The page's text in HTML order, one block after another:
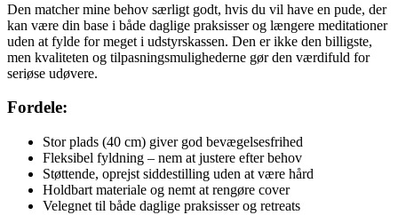
Den matcher mine behov særligt godt, hvis du vil have en pude, der
kan være din base i både daglige praksisser og længere meditationer
uden at fylde for meget i udstyrskassen. Den er ikke den billigste,
men kvaliteten og tilpasningsmulighederne gør den værdifuld for
seriøse udøvere.
Fordele:
Stor plads (40 cm) giver god bevægelsesfrihed
Fleksibel fyldning – nem at justere efter behov
Støttende, oprejst siddestilling uden at være hård
Holdbart materiale og nemt at rengøre cover
Velegnet til både daglige praksisser og retreats